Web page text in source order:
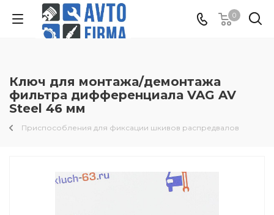
0
Ключ для монтажа/демонтажа
фильтра дифференциала VAG AV
Steel 46 мм
Приспособления для фиксации шкивов распредвалов